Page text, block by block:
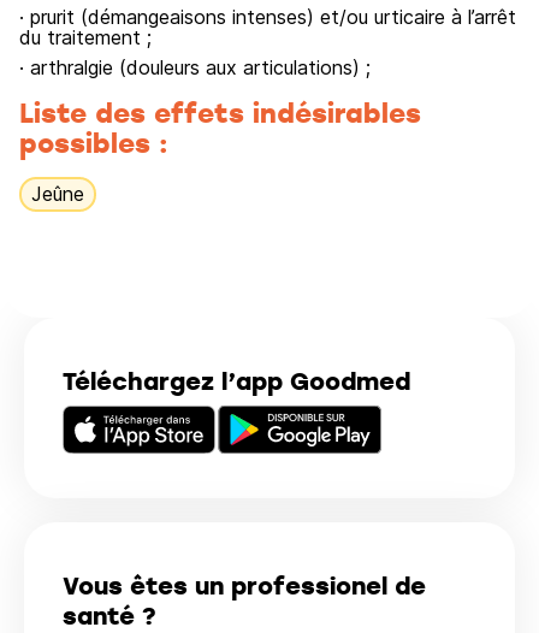
Téléchargez l’app Goodmed
Vous êtes un professionel de
santé ?
· prurit (démangeaisons intenses) et/ou urticaire à l’arrêt
du traitement ;
· arthralgie (douleurs aux articulations) ;
Liste des effets indésirables
possibles :
Jeûne